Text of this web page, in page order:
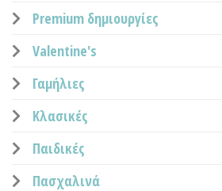
Premium δημιουργίες
Valentine's
Γαμήλιες
Κλασικές
Παιδικές
Πασχαλινά